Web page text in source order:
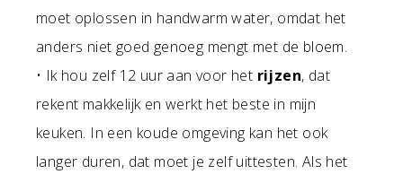
moet oplossen in handwarm water, omdat het
anders niet goed genoeg mengt met de bloem.
• Ik hou zelf 12 uur aan voor het rijzen, dat
rekent makkelijk en werkt het beste in mijn
keuken. In een koude omgeving kan het ook
langer duren, dat moet je zelf uittesten. Als het